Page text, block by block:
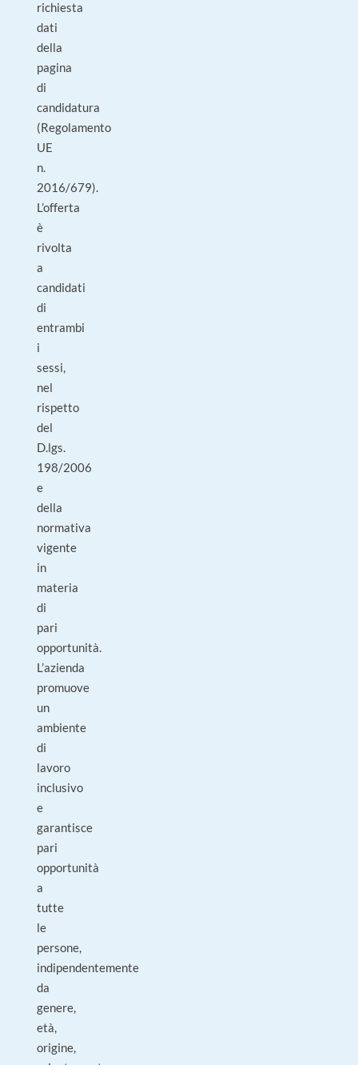
richiesta
dati
della
pagina
di
candidatura
(Regolamento
UE
n.
2016/679).
L’offerta
è
rivolta
a
candidati
di
entrambi
i
sessi,
nel
rispetto
del
D.lgs.
198/2006
e
della
normativa
vigente
in
materia
di
pari
opportunità.
L’azienda
promuove
un
ambiente
di
lavoro
inclusivo
e
garantisce
pari
opportunità
a
tutte
le
persone,
indipendentemente
da
genere,
età,
origine,